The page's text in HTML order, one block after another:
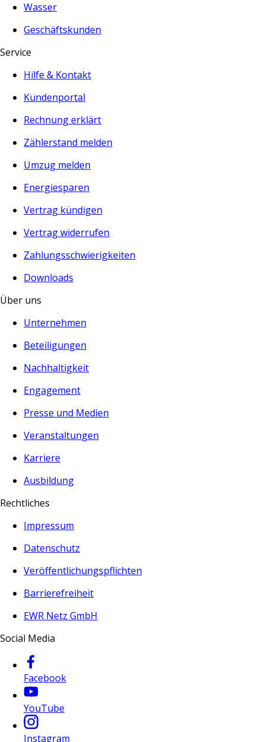
Wasser
Geschäftskunden
Service
Hilfe & Kontakt
Kundenportal
Rechnung erklärt
Zählerstand melden
Umzug melden
Energiesparen
Vertrag kündigen
Vertrag widerrufen
Zahlungsschwierigkeiten
Downloads
Über uns
Unternehmen
Beteiligungen
Nachhaltigkeit
Engagement
Presse und Medien
Veranstaltungen
Karriere
Ausbildung
Rechtliches
Impressum
Datenschutz
Veröffentlichungspflichten
Barrierefreiheit
EWR Netz GmbH
Social Media
Facebook
YouTube
Instagram